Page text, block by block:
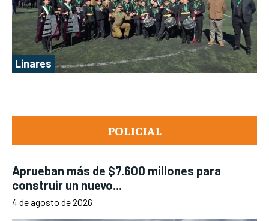
POLICIAL
Aprueban más de $7.600 millones para
construir un nuevo...
4 de agosto de 2026
Linares